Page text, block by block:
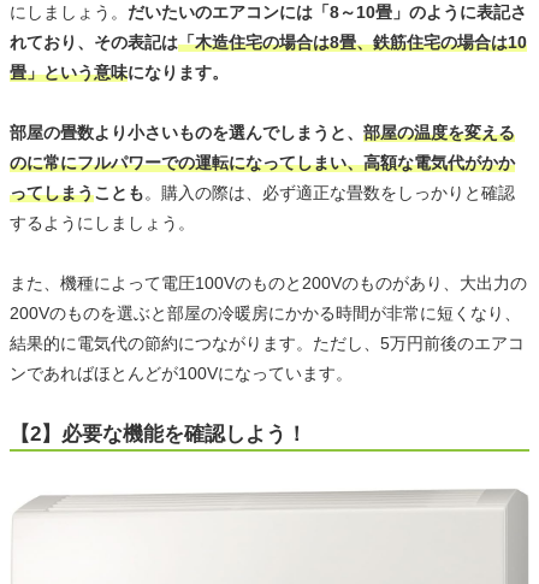
にしましょう。 だいたいのエアコンには「8～10畳」のように表記さ
れており、その表記は「木造住宅の場合は8畳、鉄筋住宅の場合は10
畳」という意味になります。
部屋の畳数より小さいものを選んでしまうと、 部屋の温度を変える
のに常にフルパワーでの運転になってしまい、高額な電気代がかか
ってしまうことも。購入の際は、必ず適正な畳数をしっかりと確認
するようにしましょう。
また、機種によって電圧100Vのものと200Vのものがあり、大出力の
200Vのものを選ぶと部屋の冷暖房にかかる時間が非常に短くなり、
結果的に電気代の節約につながります。ただし、5万円前後のエアコ
ンであればほとんどが100Vになっています。
【2】必要な機能を確認しよう！